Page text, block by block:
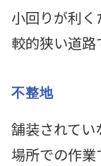
小回りが利
較的狭い道路
不整地
舗装されてい
場所での作業